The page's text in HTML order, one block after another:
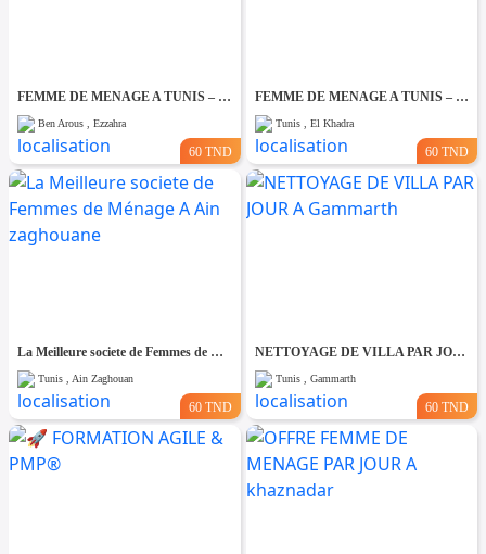
FEMME DE MENAGE A TUNIS – PAR JOUR A Ezzahra
Ben Arous , Ezzahra
60 TND
FEMME DE MENAGE A TUNIS – PAR JOUR A El khadhra
Tunis , El Khadra
60 TND
La Meilleure societe de Femmes de Ménage A Ain zaghouane
Tunis , Ain Zaghouan
60 TND
NETTOYAGE DE VILLA PAR JOUR A Gammarth
Tunis , Gammarth
60 TND